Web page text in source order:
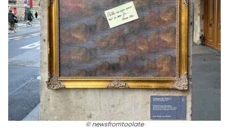
© newsfromtoolate